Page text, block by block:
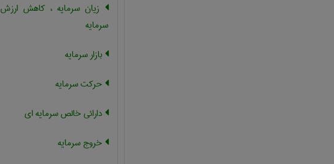
زیان سرمایه ، کاهش ارزش
سرمایه
بازار سرمایه
حرکت سرمایه
دارائی خالص سرمایه ای
خروج سرمایه